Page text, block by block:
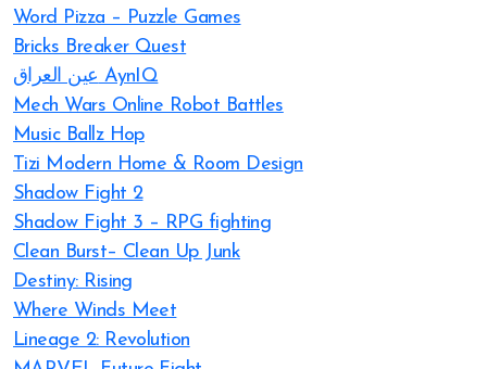
Word Pizza – Puzzle Games
Bricks Breaker Quest
عين العراق AynIQ
Mech Wars Online Robot Battles
Music Ballz Hop
Tizi Modern Home & Room Design
Shadow Fight 2
Shadow Fight 3 – RPG fighting
Clean Burst– Clean Up Junk
Destiny: Rising
Where Winds Meet
Lineage 2: Revolution